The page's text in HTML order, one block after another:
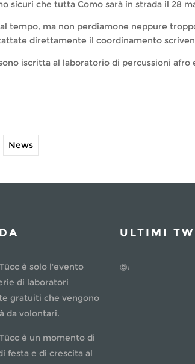
sicuri che tutta Como sarà in strada il 28
tempo, ma non perdiamone neppure
direttamente il coordinamento
iscritta al laboratorio di percussioni afro
News
è solo l'evento
di laboratori
gratuiti che vengono
da volontari.
è un momento di
festa e di crescita al
ULTIMI
@: